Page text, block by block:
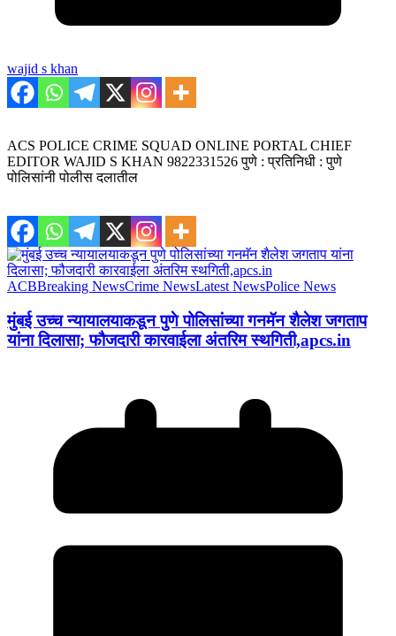
wajid s khan
ACS POLICE CRIME SQUAD ONLINE PORTAL CHIEF
EDITOR WAJID S KHAN 9822331526 पुणे : प्रतिनिधी : पुणे
पोलिसांनी पोलीस दलातील
ACBBreaking NewsCrime NewsLatest NewsPolice News
मुंबई उच्च न्यायालयाकडून पुणे पोलिसांच्या गनमॅन शैलेश जगताप
यांना दिलासा; फौजदारी कारवाईला अंतरिम स्थगिती,apcs.in